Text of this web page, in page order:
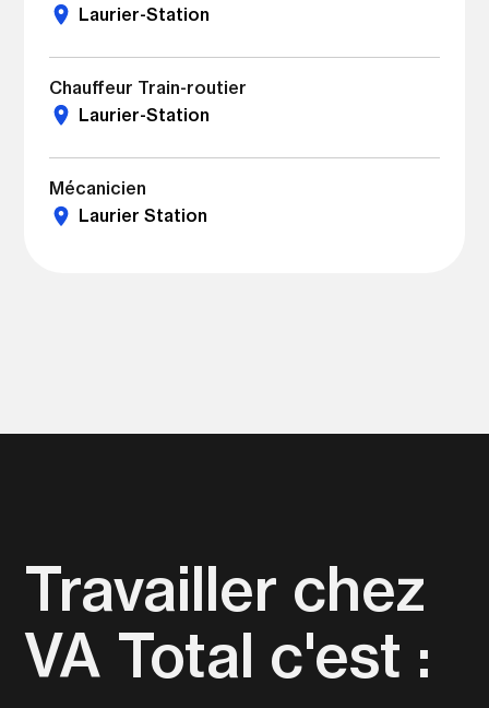
Laurier-Station
Chauffeur Train-routier
Laurier-Station
Mécanicien
Laurier Station
Travailler chez
VA Total c'est :